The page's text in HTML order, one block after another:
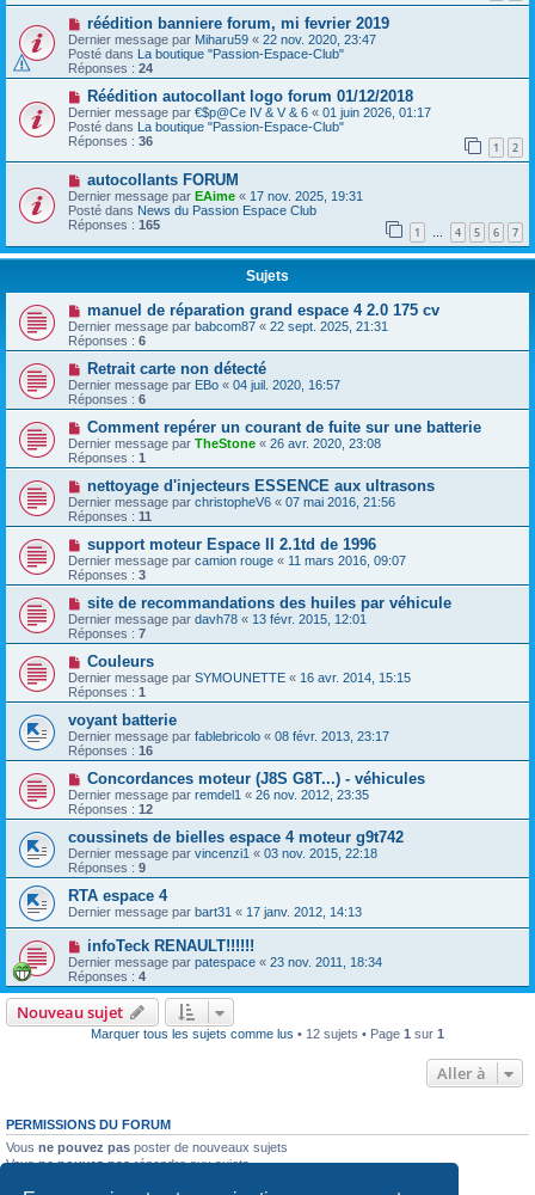
réédition banniere forum, mi fevrier 2019
Dernier message par Miharu59 « 22 nov. 2020, 23:47
Posté dans La boutique "Passion-Espace-Club"
Réponses : 24
Réédition autocollant logo forum 01/12/2018
Dernier message par €$p@Ce IV & V & 6 « 01 juin 2026, 01:17
Posté dans La boutique "Passion-Espace-Club"
Réponses : 36 1 2
autocollants FORUM
Dernier message par EAime « 17 nov. 2025, 19:31
Posté dans News du Passion Espace Club
Réponses : 165 1 … 4 5 6 7
Sujets
manuel de réparation grand espace 4 2.0 175 cv
Dernier message par babcom87 « 22 sept. 2025, 21:31
Réponses : 6
Retrait carte non détecté
Dernier message par EBo « 04 juil. 2020, 16:57
Réponses : 6
Comment repérer un courant de fuite sur une batterie
Dernier message par TheStone « 26 avr. 2020, 23:08
Réponses : 1
nettoyage d'injecteurs ESSENCE aux ultrasons
Dernier message par christopheV6 « 07 mai 2016, 21:56
Réponses : 11
support moteur Espace II 2.1td de 1996
Dernier message par camion rouge « 11 mars 2016, 09:07
Réponses : 3
site de recommandations des huiles par véhicule
Dernier message par davh78 « 13 févr. 2015, 12:01
Réponses : 7
Couleurs
Dernier message par SYMOUNETTE « 16 avr. 2014, 15:15
Réponses : 1
voyant batterie
Dernier message par fablebricolo « 08 févr. 2013, 23:17
Réponses : 16
Concordances moteur (J8S G8T...) - véhicules
Dernier message par remdel1 « 26 nov. 2012, 23:35
Réponses : 12
coussinets de bielles espace 4 moteur g9t742
Dernier message par vincenzi1 « 03 nov. 2015, 22:18
Réponses : 9
RTA espace 4
Dernier message par bart31 « 17 janv. 2012, 14:13
infoTeck RENAULT!!!!!!
Dernier message par patespace « 23 nov. 2011, 18:34
Réponses : 4
Nouveau sujet
Marquer tous les sujets comme lus • 12 sujets • Page 1 sur 1
Aller à
PERMISSIONS DU FORUM
Vous ne pouvez pas poster de nouveaux sujets
Vousne pouvez pasrépondre aux sujets